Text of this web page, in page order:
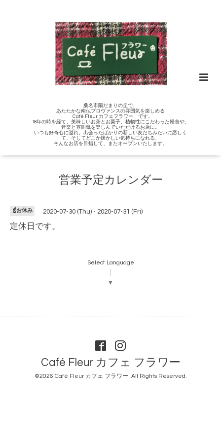
桑名市陽だまりの丘で、
あたたかな南仏プロヴァンスの雰囲気を楽しめる
Café Fleur カフェフラワー です。
18年の時を経て、美味しいお茶とお菓子、植物性にこだわった軽食や、
音楽と雰囲気を楽しんでいただけるお店に。
いつも好奇心に溢れ、出会ったばかりの新しい友だちみたいに恋しく
て、そしてどこか懐かしい気持ちになれる、
そんなお店を目指して、またオープンいたします。
営業予定カレンダー
☝️お休み 2020-07-30 (Thu) - 2020-07-31 (Fri)
定休日です。
Select Language
▼
Café Fleur カフェ フラワー
©2026 Café Fleur カフェ フラワー. All Rights Reserved.